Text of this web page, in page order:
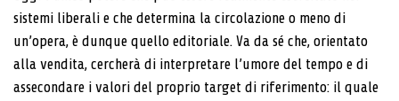
sistemi liberali e che determina la circolazione o meno di
un’opera, è dunque quello editoriale. Va da sé che, orientato
alla vendita, cercherà di interpretare l’umore del tempo e di
assecondare i valori del proprio target di riferimento: il quale